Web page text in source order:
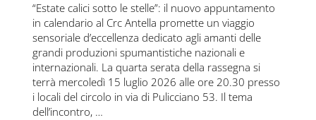
“Estate calici sotto le stelle”: il nuovo appuntamento
in calendario al Crc Antella promette un viaggio
sensoriale d’eccellenza dedicato agli amanti delle
grandi produzioni spumantistiche nazionali e
internazionali. La quarta serata della rassegna si
terrà mercoledì 15 luglio 2026 alle ore 20.30 presso
i locali del circolo in via di Pulicciano 53. Il tema
dell’incontro, …